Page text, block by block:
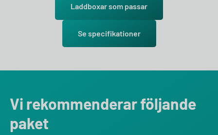
Laddboxar som passar
Se specifikationer
Vi rekommenderar följande
paket